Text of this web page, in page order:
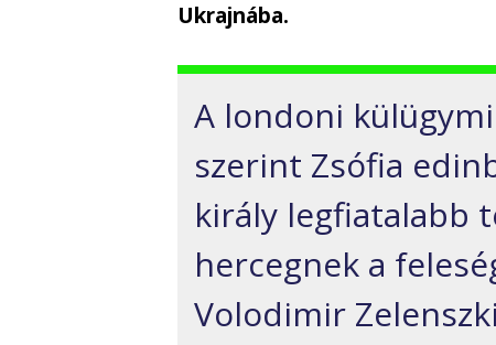
Ukrajnába.
A londoni
szerint Zsófia
király legfiatalabb
hercegnek a
Volodimir